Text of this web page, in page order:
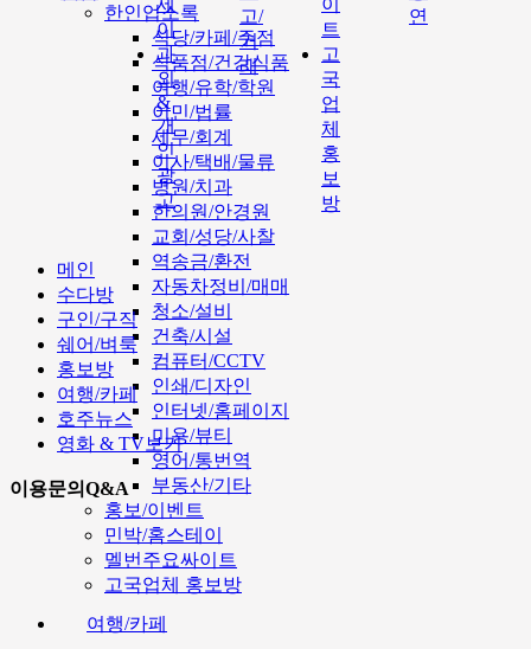
한인업소록
식당/카페/주점
식품점/건강식품
여행/유학/학원
이민/법률
세무/회계
이사/택배/물류
병원/치과
한의원/안경원
교회/성당/사찰
역송금/환전
자동차정비/매매
청소/설비
건축/시설
컴퓨터/CCTV
인쇄/디자인
인터넷/홈페이지
미용/뷰티
영어/통번역
부동산/기타
홍보/이벤트
민박/홈스테이
멜번주요싸이트
고국업체 홍보방
여행/카페
세
이
과
외
&
개
인
광
고
고/
거
래
이
트
고
국
업
체
홍
보
방
연
메인
수다방
구인/구직
쉐어/벼룩
홍보방
여행/카페
호주뉴스
영화 & TV보기
이용문의Q&A